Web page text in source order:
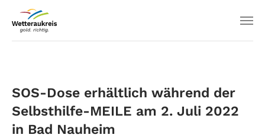
SOS-Dose erhältlich während der
Selbsthilfe-MEILE am 2. Juli 2022
in Bad Nauheim